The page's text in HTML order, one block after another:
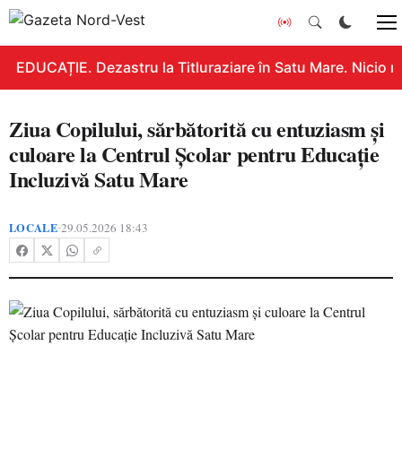
EDUCAȚIE. Dezastru la Titluraziare în Satu Mare. Nicio
Ziua Copilului, sărbătorită cu entuziasm și
culoare la Centrul Școlar pentru Educație
Incluzivă Satu Mare
LOCALE•29.05.2026 18:43